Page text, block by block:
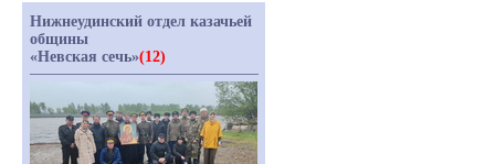
Нижнеудинский отдел казачьей
общины
«Невская сечь»(12)